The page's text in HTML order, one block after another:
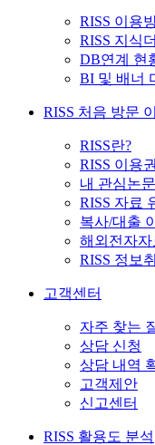
RISS 이용
RISS 지식
DB연계 현
BI 및 배너
RISS 처음 방문
RISS란?
RISS 이용
내 관심논
RISS 자료
복사/대출
해외전자
RISS 정보
고객센터
자주 찾는
상담 신청
상담 내역
고객제안
신고센터
RISS 활용도 분석